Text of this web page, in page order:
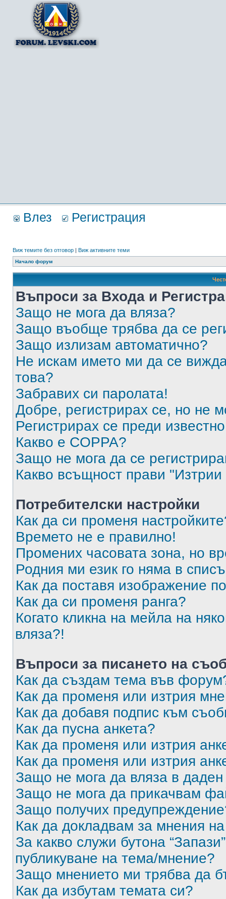
Влез Регистрация
Виж темите без отговор | Виж активните теми
Начало форум
Въпроси за Входа и
Защо не мога да вляза?
Защо въобще трябва да се
Защо излизам автоматично?
Не искам името ми да се
това?
Забравих си паролата!
Добре, регистрирах се, но не
Регистрирах се преди
Какво е COPPA?
Защо не мога да се
Какво всъщност прави "Изтрии
Потребителски настройки
Как да си променя
Времето не е правилно!
Промених часовата зона, но
Родния ми език го няма в
Как да поставя изображение
Как да си променя ранга?
Когато кликна на мейла на
вляза?!
Въпроси за писането на
Как да създам тема във
Как да променя или изтрия
Как да добавя подпис към
Как да пусна анкета?
Как да променя или изтрия
Как да променя или изтрия
Защо не мога да вляза в
Защо не мога да прикачвам
Защо получих
Как да докладвам за мнения
За какво служи бутона
публикуване на тема/мнение?
Защо мнението ми трябва да
Как да избутам темата си?